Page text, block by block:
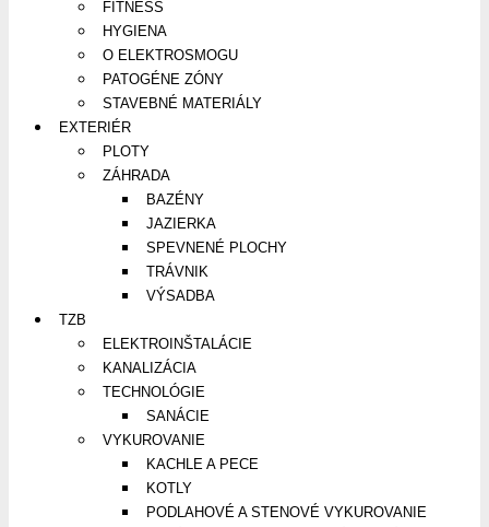
FITNESS
HYGIENA
O ELEKTROSMOGU
PATOGÉNE ZÓNY
STAVEBNÉ MATERIÁLY
EXTERIÉR
PLOTY
ZÁHRADA
BAZÉNY
JAZIERKA
SPEVNENÉ PLOCHY
TRÁVNIK
VÝSADBA
TZB
ELEKTROINŠTALÁCIE
KANALIZÁCIA
TECHNOLÓGIE
SANÁCIE
VYKUROVANIE
KACHLE A PECE
KOTLY
PODLAHOVÉ A STENOVÉ VYKUROVANIE